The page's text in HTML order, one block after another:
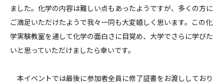
ました。化学の内容は難しい点もあったようですが、多くの方に
ご満足いただけたようで我々一同も大変嬉しく思います。この化
学実験教室を通して化学の面白さに目覚め、大学でさらに学びた
いと思っていただけましたら幸いです。
本イベントでは最後に参加者全員に修了証書をお渡ししており